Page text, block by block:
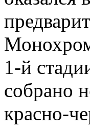
1-й
собрано
красно-